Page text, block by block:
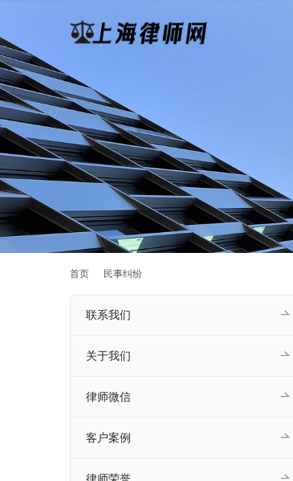
首页 民事纠纷
联系我们
关于我们
律师微信
客户案例